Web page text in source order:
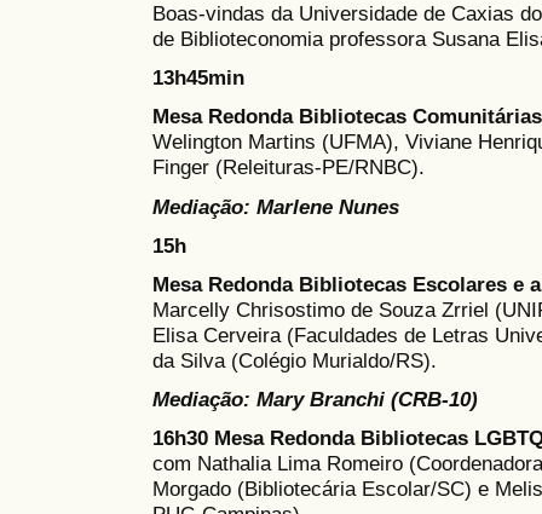
Boas-vindas da Universidade de Caxias
de Biblioteconomia professora Susana
13h45min
Mesa RedondaBibliotecas
Welington Martins (UFMA), Viviane
Finger (Releituras-PE/RNBC).
Mediação: Marlene Nunes
15h
Mesa Redonda Bibliotecas Escolares e
Marcelly Chrisostimo de Souza Zrriel
Elisa Cerveira (Faculdades de Letras
da Silva (Colégio Murialdo/RS).
Mediação: Mary Branchi (CRB-10)
16h30 Mesa Redonda Bibliotecas
com Nathalia Lima Romeiro
Morgado (Bibliotecária Escolar/SC) e